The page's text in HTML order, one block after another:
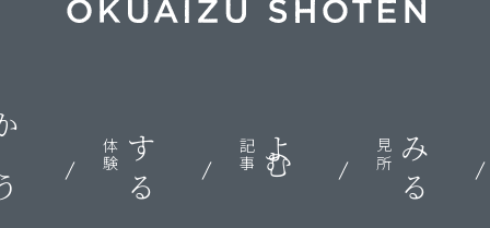
する
体験 よむ
記事 みる
見所